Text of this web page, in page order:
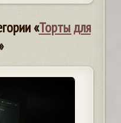
«Торты для